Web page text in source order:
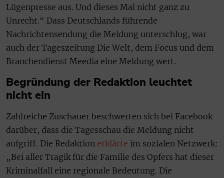
Lügenpresse aus. Und dieses Mal nicht ganz zu
Unrecht.“ Dass Deutschlands führende
Nachrichtensendung die Meldung unterschlug, war
auch der Tageszeitung Die Welt, dem Focus und dem
Branchendienst Meedia eine Meldung wert.
Begründung der Redaktion leuchtet
nicht ein
Zahlreiche Zuschauer beschwerten sich bei Facebook
darüber, dass die Tagesschau die Meldung nicht
aufgriff. Die Redaktion erklärte im sozialen Netzwerk:
„Bei aller Tragik für die Familie des Opfers hat dieser
Kriminalfall eine regionale Bedeutung. Die